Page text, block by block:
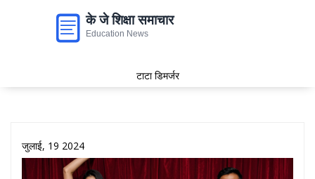
टाटा डिमर्जर
जुलाई, 19 2024